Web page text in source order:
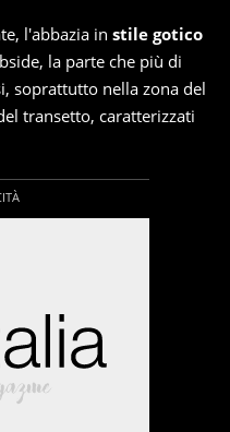
l'abbazia in stile gotico
la parte che più di
soprattutto nella zona del
transetto, caratterizzati